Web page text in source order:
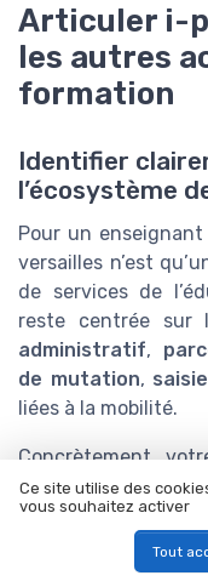
Articuler i-
les autres
formation
Identifier
l’écosystème
Pour un enseignant
versailles n’est
de services de
reste centrée sur
administratif,
de mutation,
liées à la mobilité.
Concrètement,
point d’entrée pour :
consulter
personnelles
Ce site utilise des
vous souhaitez activer
Tout